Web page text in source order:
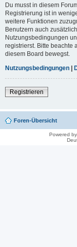
Du musst in diesem
Registrierung ist in
weitere Funktionen
Benutzern auch
Nutzungsbedingungen
registrierst. Bitte beachte
diesem Board bewegst.
Nutzungsbedingungen |
Registrieren
Foren-Übersicht
Powered by